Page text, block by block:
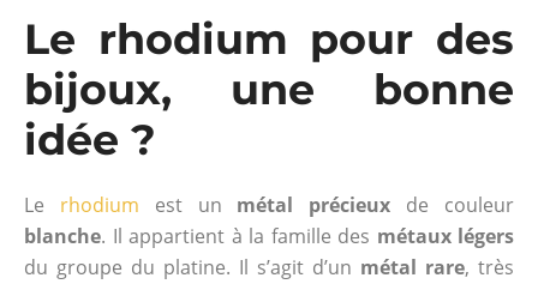
Le rhodium pour des
bijoux, une bonne
idée ?
Le rhodium est un métal précieux de couleur
blanche. Il appartient à la famille des métaux légers
du groupe du platine. Il s’agit d’un métal rare, très